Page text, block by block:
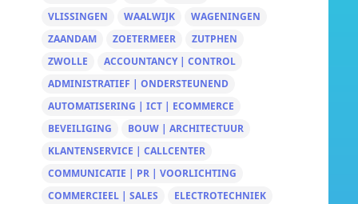
VLISSINGEN
WAALWIJK
WAGENINGEN
ZAANDAM
ZOETERMEER
ZUTPHEN
ZWOLLE
ACCOUNTANCY | CONTROL
ADMINISTRATIEF | ONDERSTEUNEND
AUTOMATISERING | ICT | ECOMMERCE
BEVEILIGING
BOUW | ARCHITECTUUR
KLANTENSERVICE | CALLCENTER
COMMUNICATIE | PR | VOORLICHTING
COMMERCIEEL | SALES
ELECTROTECHNIEK